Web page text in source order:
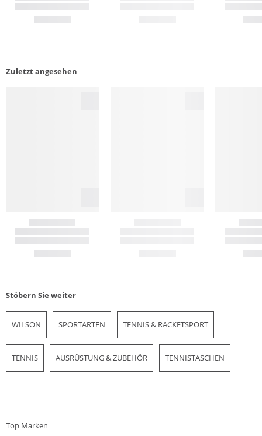
Zuletzt angesehen
Stöbern Sie weiter
WILSON SPORTARTEN TENNIS & RACKETSPORT
TENNIS AUSRÜSTUNG & ZUBEHÖR TENNISTASCHEN
Top Marken